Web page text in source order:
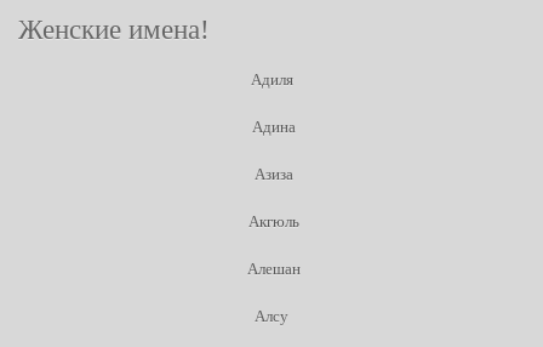
Женские имена!
Адиля
Адина
Азиза
Акгюль
Алешан
Алсу